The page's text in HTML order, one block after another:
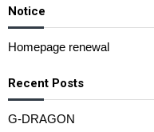
Notice
Homepage renewal
Recent Posts
G-DRAGON